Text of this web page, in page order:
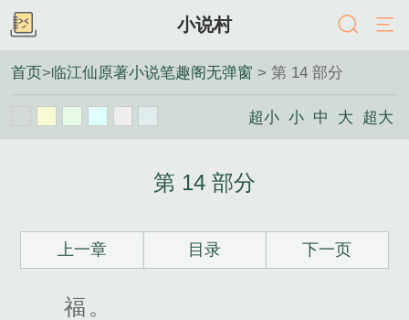
小说村
首页>临江仙原著小说笔趣阁无弹窗 > 第 14 部分
超小 小 中 大 超大
第 14 部分
上一章 目录 下一页
福。